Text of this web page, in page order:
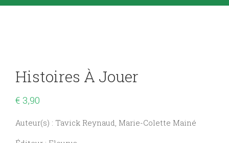
Histoires À Jouer
€ 3,90
Auteur(s) : Tavick Reynaud, Marie-Colette Mainé